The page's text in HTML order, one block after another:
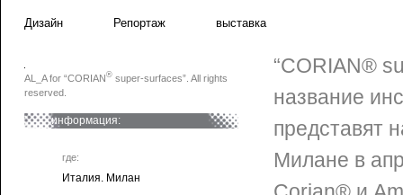
Дизайн Репортаж выставка
AL_A for “CORIAN® super-surfaces”. All rights
reserved.
информация:
где:
Италия. Милан
“CORIAN®
название
представят
Милане в